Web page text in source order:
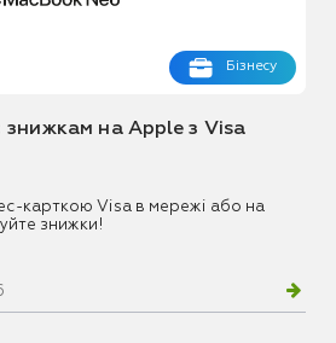
Бізнесу
знижкам на Apple з Visa
карткою Visa в мережі або на
знижки!